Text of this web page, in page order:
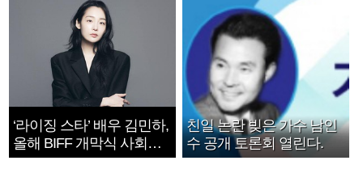
‘라이징 스타’ 배우 김민하,
올해 BIFF 개막식 사회자
확정
친일 논란 빚은 가수 남인
수 공개 토론회 열린다.